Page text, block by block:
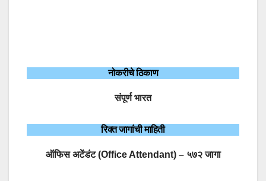
नोकरीचे ठिकाण
संपूर्ण भारत
रिक्त जागांची माहिती
ऑफिस अटेंडंट (Office Attendant) – ५७२ जागा